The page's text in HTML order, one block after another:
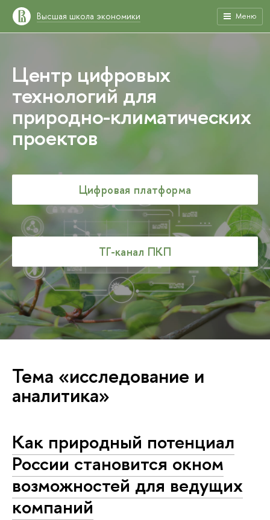
Высшая школа экономики Меню
Центр цифровых
технологий для
природно-климатических
проектов
Цифровая платформа
ТГ-канал ПКП
Тема «исследование и
аналитика»
Как природный потенциал
России становится окном
возможностей для ведущих
компаний